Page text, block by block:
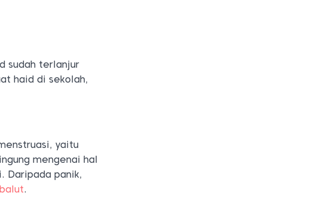
sudah terlanjur
haid di sekolah,
yaitu
mengenai hal
Daripada panik,
.